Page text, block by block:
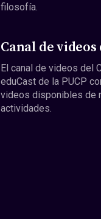
filosofía.
Canal de videos
El canal de videos del
eduCast de la PUCP
videos disponibles de
actividades.